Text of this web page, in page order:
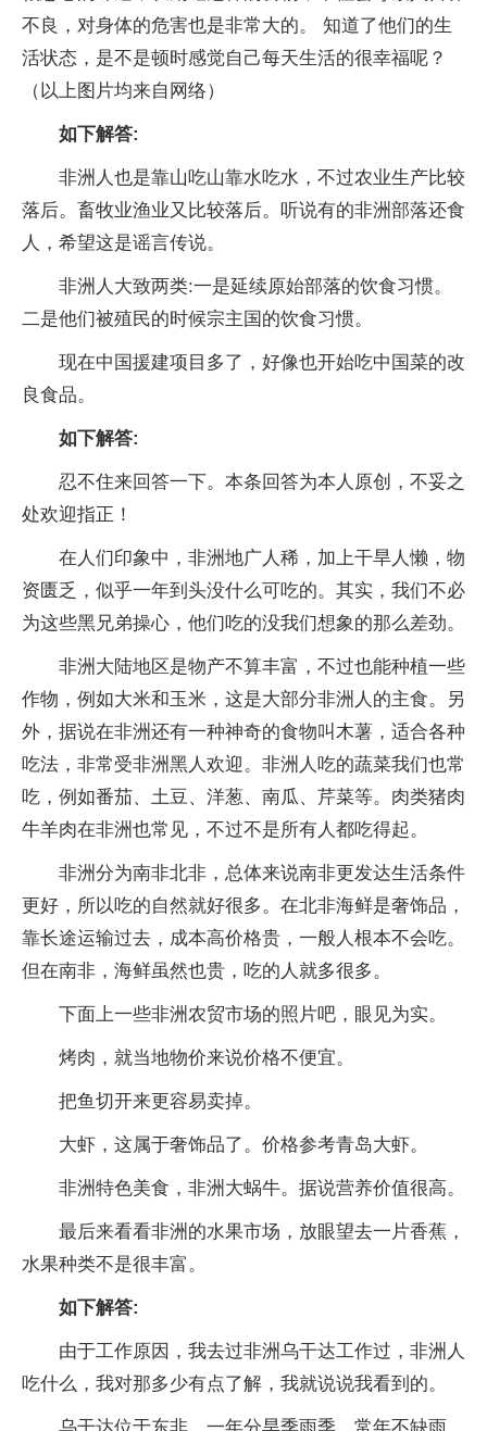
不良，对身体的危害也是非常大的。 知道了他们的生
活状态，是不是顿时感觉自己每天生活的很幸福呢？
（以上图片均来自网络）
如下解答:
非洲人也是靠山吃山靠水吃水，不过农业生产比较
落后。畜牧业渔业又比较落后。听说有的非洲部落还食
人，希望这是谣言传说。
非洲人大致两类:一是延续原始部落的饮食习惯。
二是他们被殖民的时候宗主国的饮食习惯。
现在中国援建项目多了，好像也开始吃中国菜的改
良食品。
如下解答:
忍不住来回答一下。本条回答为本人原创，不妥之
处欢迎指正！
在人们印象中，非洲地广人稀，加上干旱人懒，物
资匮乏，似乎一年到头没什么可吃的。其实，我们不必
为这些黑兄弟操心，他们吃的没我们想象的那么差劲。
非洲大陆地区是物产不算丰富，不过也能种植一些
作物，例如大米和玉米，这是大部分非洲人的主食。另
外，据说在非洲还有一种神奇的食物叫木薯，适合各种
吃法，非常受非洲黑人欢迎。非洲人吃的蔬菜我们也常
吃，例如番茄、土豆、洋葱、南瓜、芹菜等。肉类猪肉
牛羊肉在非洲也常见，不过不是所有人都吃得起。
非洲分为南非北非，总体来说南非更发达生活条件
更好，所以吃的自然就好很多。在北非海鲜是奢饰品，
靠长途运输过去，成本高价格贵，一般人根本不会吃。
但在南非，海鲜虽然也贵，吃的人就多很多。
下面上一些非洲农贸市场的照片吧，眼见为实。
烤肉，就当地物价来说价格不便宜。
把鱼切开来更容易卖掉。
大虾，这属于奢饰品了。价格参考青岛大虾。
非洲特色美食，非洲大蜗牛。据说营养价值很高。
最后来看看非洲的水果市场，放眼望去一片香蕉，
水果种类不是很丰富。
如下解答:
由于工作原因，我去过非洲乌干达工作过，非洲人
吃什么，我对那多少有点了解，我就说说我看到的。